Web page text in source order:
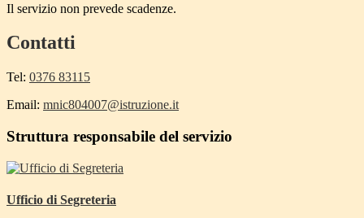
Il servizio non prevede scadenze.
Contatti
Tel: 0376 83115
Email: mnic804007@istruzione.it
Struttura responsabile del servizio
Ufficio di Segreteria